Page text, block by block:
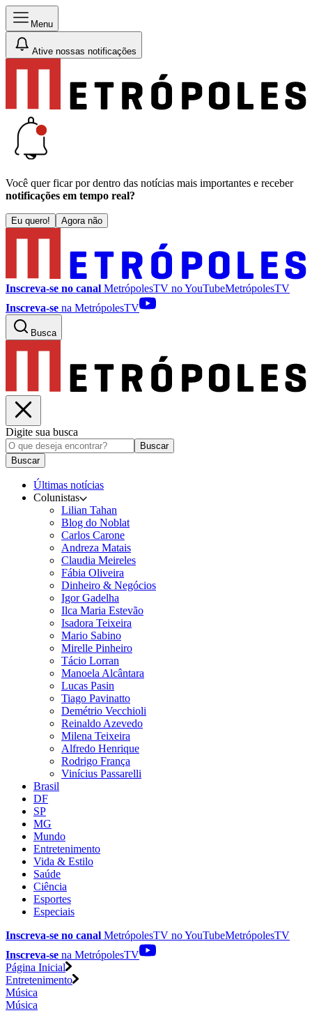
Menu
Ative nossas notificações
Você quer ficar por dentro das notícias mais importantes e receber
notificações em tempo real?
Eu quero! Agora não
Inscreva-se no canal MetrópolesTV noYouTubeMetrópolesTV
Inscreva-se na MetrópolesTV
Busca
Digite sua busca
Buscar
Buscar
Últimas notícias
Colunistas
Lilian Tahan
Blog do Noblat
Carlos Carone
Andreza Matais
Claudia Meireles
Fábia Oliveira
Dinheiro & Negócios
Igor Gadelha
Ilca Maria Estevão
Isadora Teixeira
Mario Sabino
Mirelle Pinheiro
Tácio Lorran
Manoela Alcântara
Lucas Pasin
Tiago Pavinatto
Demétrio Vecchioli
Reinaldo Azevedo
Milena Teixeira
Alfredo Henrique
Rodrigo França
Vinícius Passarelli
Brasil
DF
SP
MG
Mundo
Entretenimento
Vida & Estilo
Saúde
Ciência
Esportes
Especiais
Inscreva-se no canal MetrópolesTV noYouTubeMetrópolesTV
Inscreva-se na MetrópolesTV
Página Inicial
Entretenimento
Música
Música